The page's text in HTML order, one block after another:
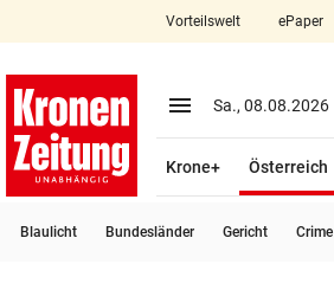
account_circle Anmelden
Vorteilswelt ePaper
menu Menü aufklappen
Sa., 08.08.2026
Krone+ Österreich
Blaulicht Bundesländer Gericht Crime